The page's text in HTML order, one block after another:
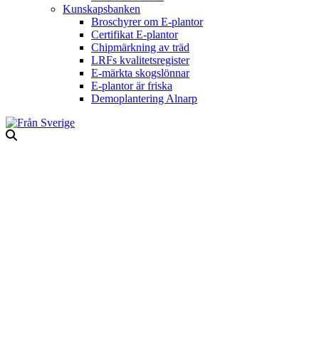
Kunskapsbanken
Broschyrer om E-plantor
Certifikat E-plantor
Chipmärkning av träd
LRFs kvalitetsregister
E-märkta skogslönnar
E-plantor är friska
Demoplantering Alnarp